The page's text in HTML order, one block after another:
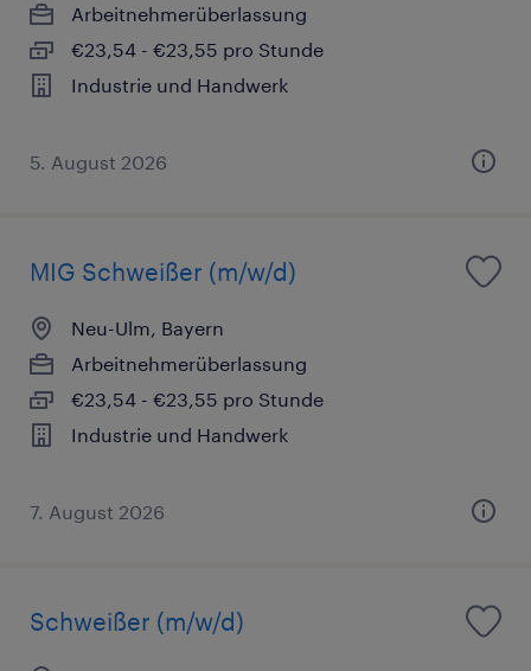
Arbeitnehmerüberlassung
€23,54 - €23,55 pro Stunde
Industrie und Handwerk
5. August 2026
MIG Schweißer (m/w/d)
Neu-Ulm, Bayern
Arbeitnehmerüberlassung
€23,54 - €23,55 pro Stunde
Industrie und Handwerk
7. August 2026
Schweißer (m/w/d)